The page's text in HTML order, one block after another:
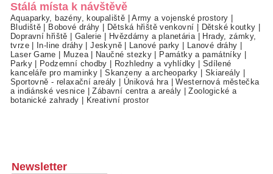
Stálá místa k návštěvě
Aquaparky, bazény, koupaliště |Army a vojenské prostory
Bludiště
Bobové dráhy Dětská hřiště venkovní Dětské koutky
Dopravní hřiště
Galerie Hvězdárny a planetária|
Hrady, zámky,
tvrze| In-line dráhy |Jeskyně| Lanové parky Lanové dráhy
Laser Game
Muzea| Naučné stezky Památky a památníky
Parky| Podzemní chodby Rozhledny a vyhlídky
Sdílené
kanceláře pro maminky |Skanzeny a archeoparky Skiareály
Sportovně - relaxační areály
Úniková hra|Westernová městečka
a indiánské vesnice |Zábavní centra a areály |Zoologické a
botanické zahrady
Kreativní prostor
Newsletter